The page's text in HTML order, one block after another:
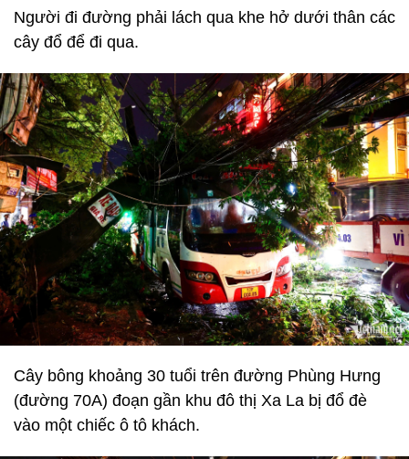
Người đi đường phải lách qua khe hở dưới thân các
cây đổ để đi qua.
Cây bông khoảng 30 tuổi trên đường Phùng Hưng
(đường 70A) đoạn gần khu đô thị Xa La bị đổ đè
vào một chiếc ô tô khách.